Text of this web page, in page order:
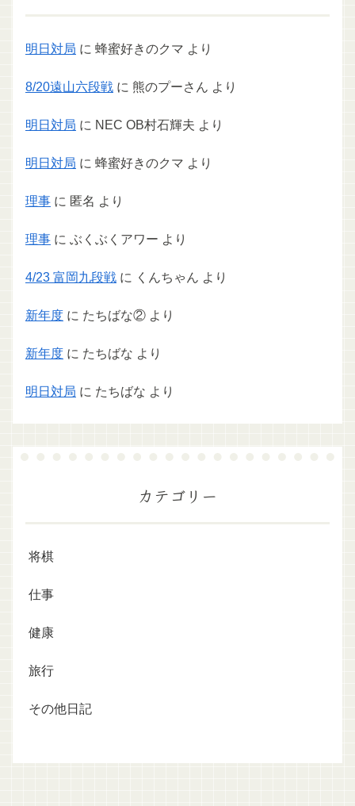
明日対局 に 蜂蜜好きのクマ より
8/20遠山六段戦 に 熊のプーさん より
明日対局 に NEC OB村石輝夫 より
明日対局 に 蜂蜜好きのクマ より
理事 に 匿名 より
理事 に ぶくぶくアワー より
4/23 富岡九段戦 に くんちゃん より
新年度 に たちばな② より
新年度 に たちばな より
明日対局 に たちばな より
カテゴリー
将棋
仕事
健康
旅行
その他日記